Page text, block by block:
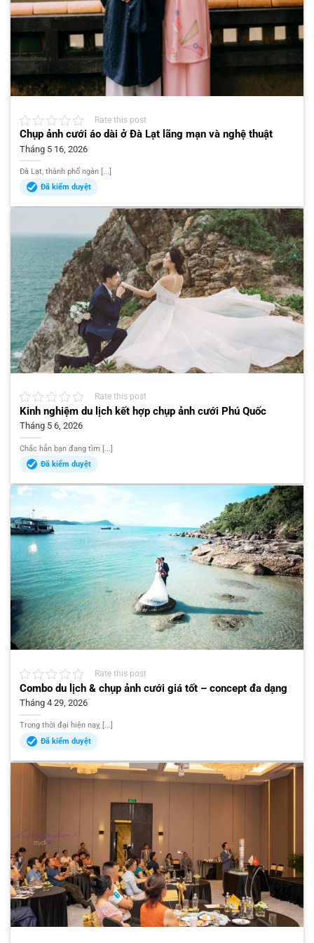
Rate this post
Chụp ảnh cưới áo dài ở Đà Lạt lãng mạn và nghệ thuật
Tháng 5 16, 2026
Đà Lạt, thành phố ngàn [...]
Đã kiểm duyệt
Rate this post
Kinh nghiệm du lịch kết hợp chụp ảnh cưới Phú Quốc
Tháng 5 6, 2026
Chắc hẳn bạn đang tìm [...]
Đã kiểm duyệt
Rate this post
Combo du lịch & chụp ảnh cưới giá tốt – concept đa dạng
Tháng 4 29, 2026
Trong thời đại hiện nay, [...]
Đã kiểm duyệt